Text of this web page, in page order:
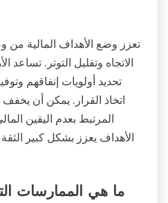
تعزز وضع الأهداف المالية من
الاتجاه وتقليل التوتر. تساعد
تحديد أولويات إنفاقهم
اتخاذ القرار. يمكن أن
المرتبط بعدم اليقين
الأهداف يعزز بشكل كبير الثقة
ما هي الممارسات